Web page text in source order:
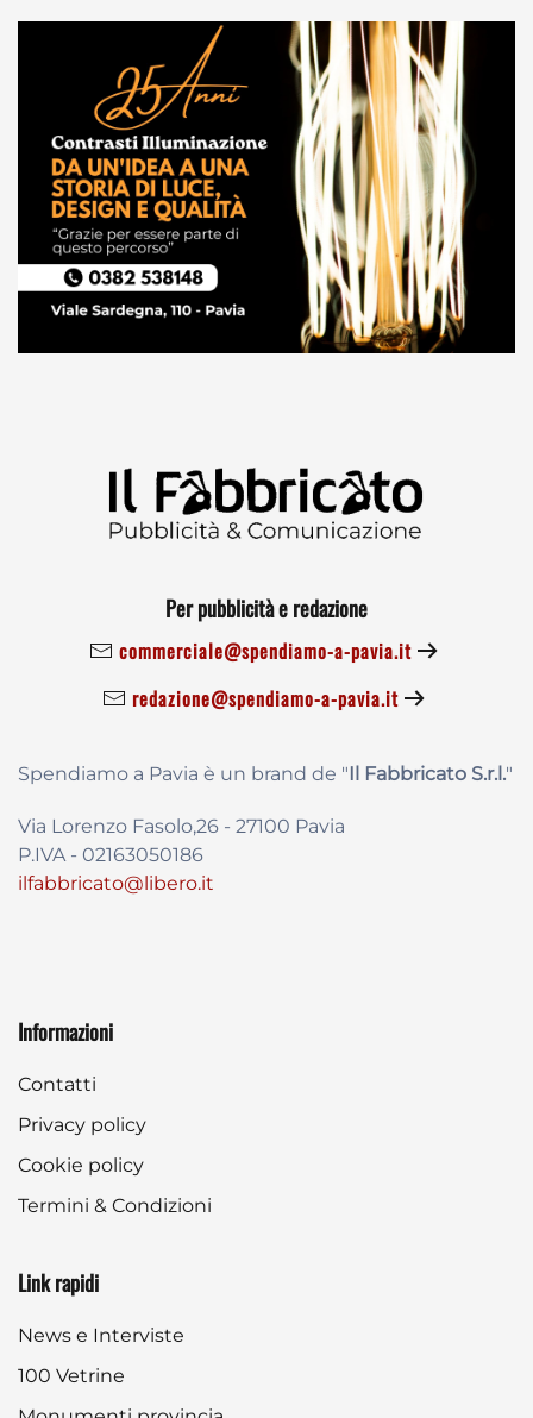
Per pubblicità e redazione
commerciale@spendiamo-a-pavia.it
redazione@spendiamo-a-pavia.it
Spendiamo a Pavia è un brand de "Il Fabbricato S.r.l."
Via Lorenzo Fasolo,26 - 27100 Pavia
P.IVA - 02163050186
ilfabbricato@libero.it
Informazioni
Contatti
Privacy policy
Cookie policy
Termini & Condizioni
Link rapidi
News e Interviste
100 Vetrine